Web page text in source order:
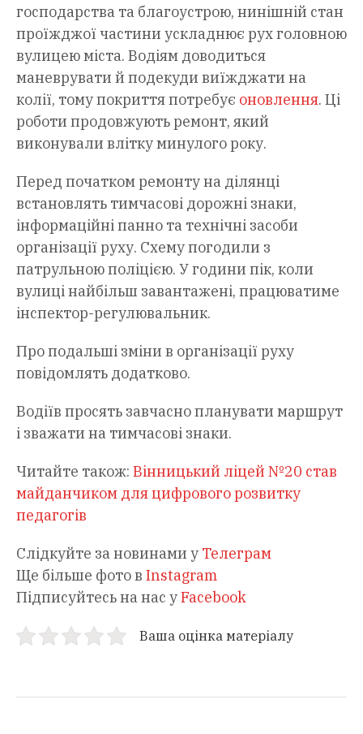
господарства та благоустрою, нинішній стан
проїжджої частини ускладнює рух головною
вулицею міста. Водіям доводиться
маневрувати й подекуди виїжджати на
колії, тому покриття потребує оновлення. Ці
роботи продовжують ремонт, який
виконували влітку минулого року.
Перед початком ремонту на ділянці
встановлять тимчасові дорожні знаки,
інформаційні панно та технічні засоби
організації руху. Схему погодили з
патрульною поліцією. У години пік, коли
вулиці найбільш завантажені, працюватиме
інспектор-регулювальник.
Про подальші зміни в організації руху
повідомлять додатково.
Водіїв просять завчасно планувати маршрут
і зважати на тимчасові знаки.
Читайте також: Вінницький ліцей №20 став
майданчиком для цифрового розвитку
педагогів
Слідкуйте за новинами у Телеграм
Ще більше фото в Instagram
Підписуйтесь на нас уFacebook
Ваша оцінка матеріалу